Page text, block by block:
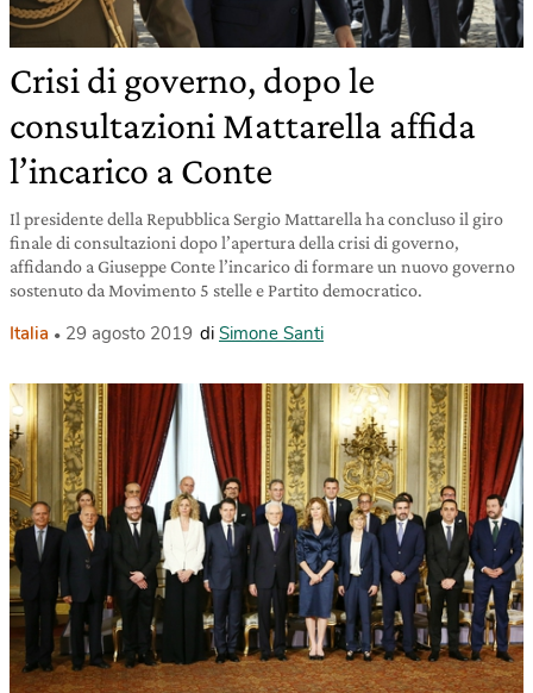
Crisi di governo, dopo le
consultazioni Mattarella affida
l’incarico a Conte
Il presidente della Repubblica Sergio Mattarella ha concluso il giro
finale di consultazioni dopo l’apertura della crisi di governo,
affidando a Giuseppe Conte l’incarico di formare un nuovo governo
sostenuto da Movimento 5 stelle e Partito democratico.
Italia 29 agosto 2019 di Simone Santi